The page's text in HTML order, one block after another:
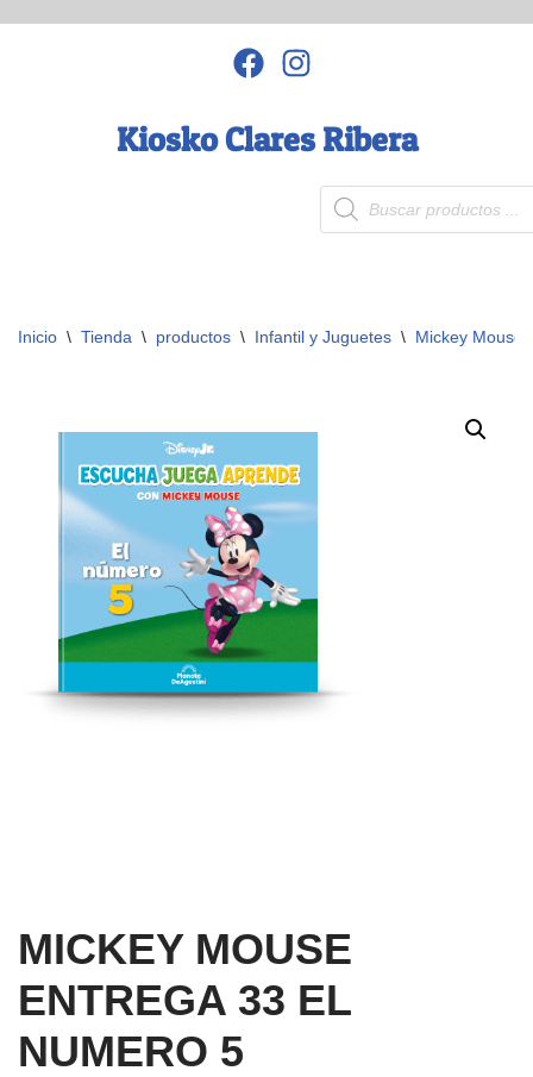
Kiosko Clares Ribera
Inicio \ Tienda \ productos \ Infantil y Juguetes \ Mickey Mouse
MICKEY MOUSE
ENTREGA 33 EL
NUMERO 5